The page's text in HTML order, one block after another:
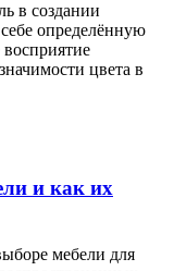
в создании
определённую
цвета в
и как их
мебели для